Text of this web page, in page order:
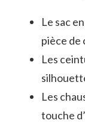
Le sac
pièce de
Les
Les
touche